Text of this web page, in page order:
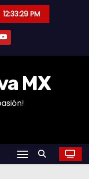
12:33:30 PM
MX